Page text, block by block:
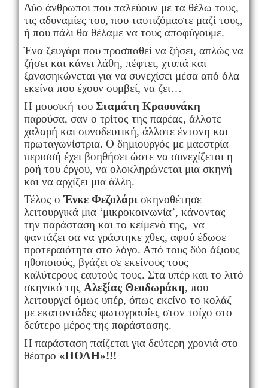
Δύο άνθρωποι που παλεύουν με τα θέλω τους,
τις αδυναμίες του, που ταυτιζόμαστε μαζί τους,
ή που πάλι θα θέλαμε να τους αποφύγουμε.
Ένα ζευγάρι που προσπαθεί να ζήσει, απλώς να
ζήσει και κάνει λάθη, πέφτει, χτυπά και
ξανασηκώνεται για να συνεχίσει μέσα από όλα
εκείνα που έχουν συμβεί, να ζει…
Η μουσική του Σταμάτη Κραουνάκη
παρούσα, σαν ο τρίτος της παρέας, άλλοτε
χαλαρή και συνοδευτική, άλλοτε έντονη και
πρωταγωνίστρια. Ο δημιουργός με μαεστρία
περισσή έχει βοηθήσει ώστε να συνεχίζεται η
ροή του έργου, να ολοκληρώνεται μια σκηνή
και να αρχίζει μια άλλη.
Τέλος οΈνκε Φεζολάρισκηνοθέτησε
λειτουργικά μια ‘μικροκοινωνία’, κάνοντας
την παράσταση και το κείμενό της, να
φαντάζει σα να γράφτηκε χθες, αφού έδωσε
προτεραιότητα στο λόγο. Από τους δύο άξιους
ηθοποιούς, βγάζει σε εκείνους τους
καλύτερους εαυτούς τους. Στα υπέρ και το λιτό
σκηνικό της Αλεξίας Θεοδωράκη, που
λειτουργεί όμως υπέρ, όπως εκείνο το κολάζ
με εκατοντάδες φωτογραφίες στον τοίχο στο
δεύτερο μέρος της παράστασης.
Η παράσταση παίζεται για δεύτερη χρονιά στο
θέατρο «ΠΟΛΗ»!!!